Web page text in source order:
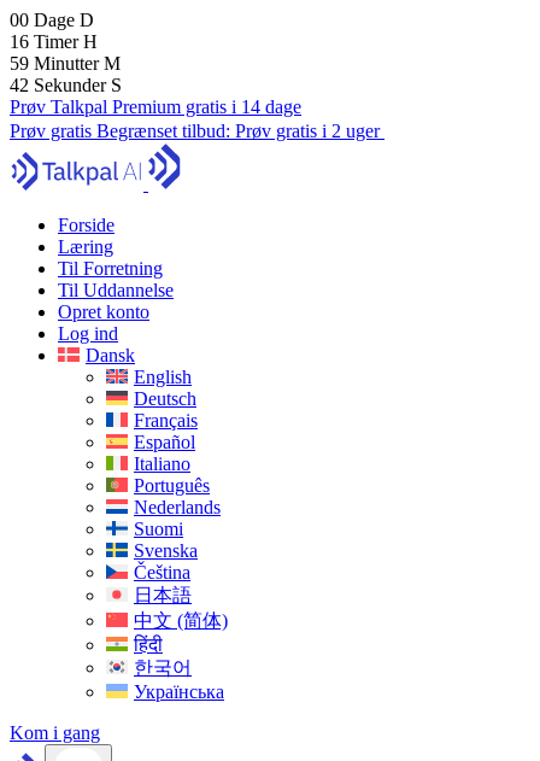
00 Dage D
16 TimerH
59 MinutterM
41 Sekunder S
Prøv Talkpal Premium gratis i 14 dage
Prøv gratis Begrænset tilbud: Prøv gratis i 2 uger
Forside
Læring
Til Forretning
Til Uddannelse
Opret konto
Log ind
Dansk
English
Deutsch
Français
Español
Italiano
Português
Nederlands
Suomi
Svenska
Čeština
日本語
中文 (简体)
हिंदी
한국어
Українська
Kom i gang